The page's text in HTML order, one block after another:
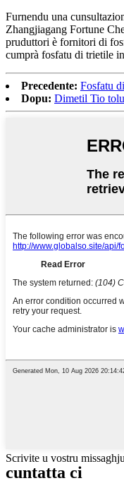
Furnendu una
Zhangjiagang Fortune
pruduttori è fornitori di
cumprà fosfatu di trietile
Precedente: Fosfatu
Dopu: Dimetil Tio
Scrivite u vostru
cuntatta ci